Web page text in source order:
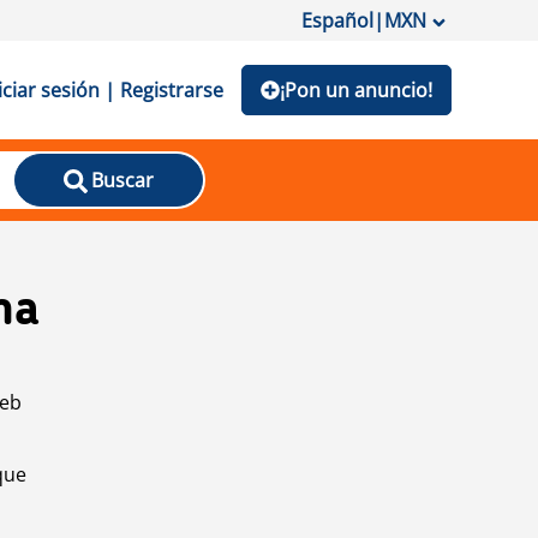
Español|MXN
sesión | Registrarse ¡Pon un anuncio!
Buscar